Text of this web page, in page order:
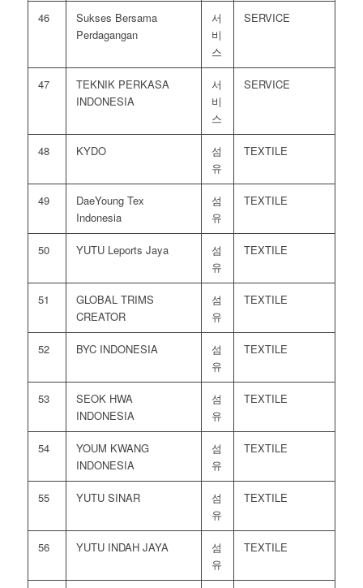
46
Sukses Bersama
Perdagangan
서
비
스
SERVICE
47
TEKNIK PERKASA
INDONESIA
서
비
스
SERVICE
48 KYDO
섬
유
TEXTILE
49
DaeYoung Tex
Indonesia
섬
유
TEXTILE
50 YUTU Leports Jaya
섬
유
TEXTILE
51
GLOBAL TRIMS
CREATOR
섬
유
TEXTILE
52 BYC INDONESIA
섬
유
TEXTILE
53
SEOK HWA
INDONESIA
섬
유
TEXTILE
54
YOUM KWANG
INDONESIA
섬
유
TEXTILE
55 YUTU SINAR
섬
유
TEXTILE
56 YUTU INDAH JAYA
섬
유
TEXTILE